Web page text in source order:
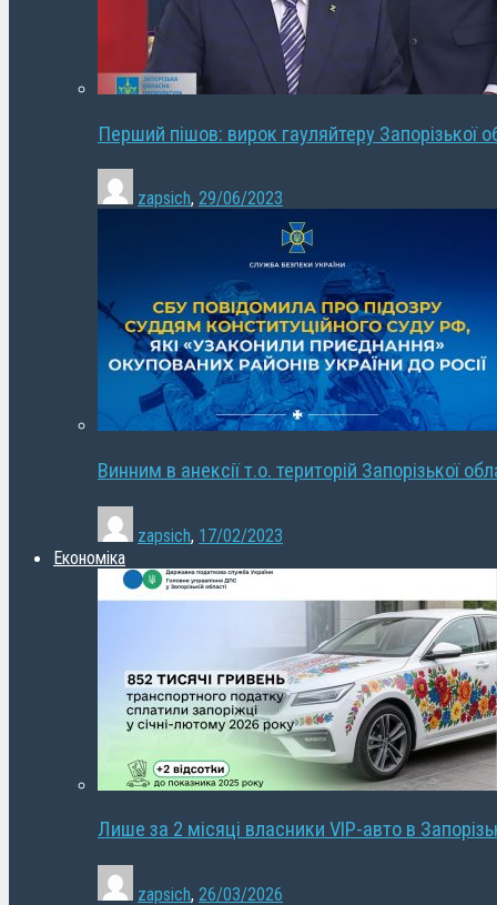
Перший пішов: вирок гауляйтеру Запорізької
zapsich, 29/06/2023
Винним в анексії т.о. територій Запорізької
zapsich, 17/02/2023
Економіка
Лише за 2 місяці власники VIP-авто в
zapsich, 26/03/2026